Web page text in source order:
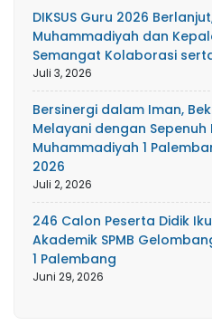
DIKSUS Guru 2026
Muhammadiyah dan
Semangat Kolaborasi
Juli 3, 2026
Bersinergi dalam Iman,
Melayani dengan Sepenuh
Muhammadiyah 1
2026
Juli 2, 2026
246 Calon Peserta Didik
Akademik SPMB
1 Palembang
Juni 29, 2026